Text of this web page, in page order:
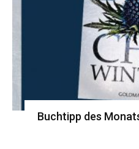
Buchtipp des